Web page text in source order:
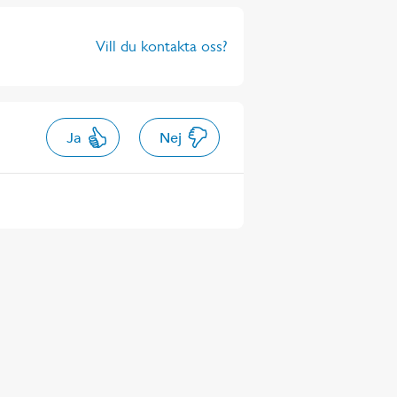
Vill du kontakta oss?
Ja Nej